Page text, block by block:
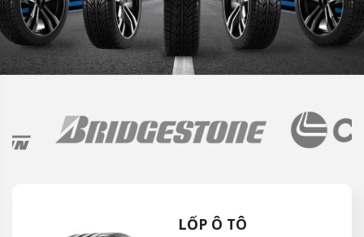
LỐP Ô TÔ